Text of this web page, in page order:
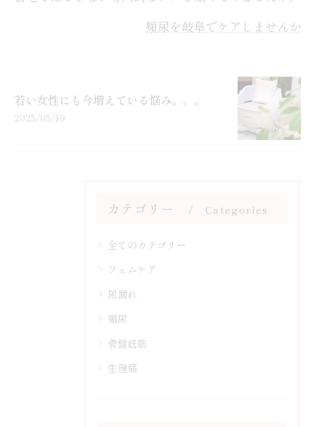
頻尿を岐阜でケアしませんか
若い女性にも今増えている悩み。。。
2025/05/19
カテゴリー Categories
全てのカテゴリー
フェムケア
尿漏れ
頻尿
骨盤底筋
生理痛